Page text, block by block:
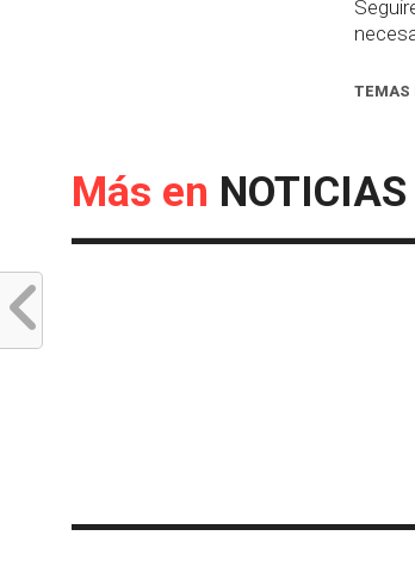
TEMAS
Más en NOTICIAS